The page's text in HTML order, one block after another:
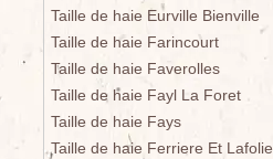
Taille de haie Eurville Bienville
Taille de haie Farincourt
Taille de haie Faverolles
Taille de haie Fayl La Foret
Taille de haie Fays
Taille de haie Ferriere Et Lafolie